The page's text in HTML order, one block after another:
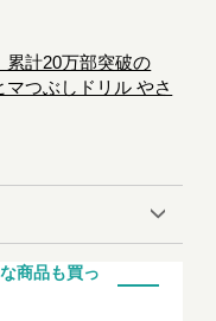
計20万部突破の
マつぶしドリル やさ
商品も買っ